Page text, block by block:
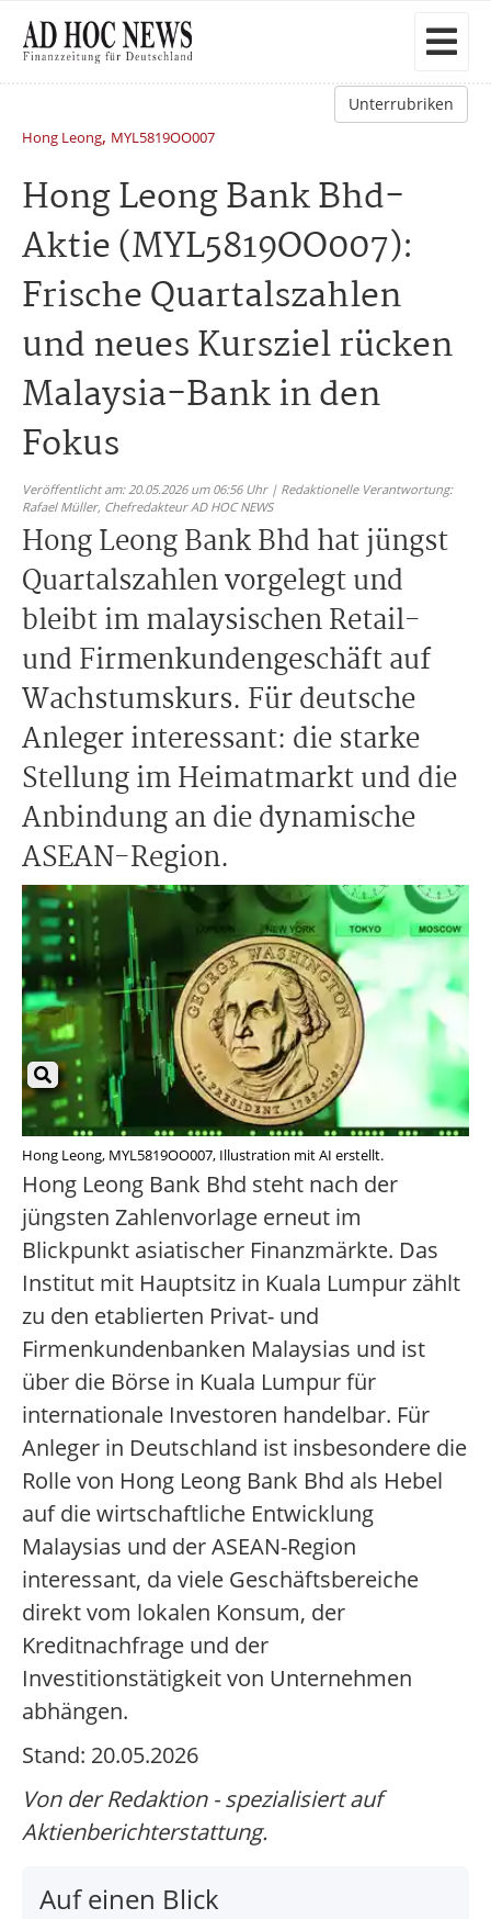
Unterrubriken
Hong Leong, MYL5819OO007
Hong Leong Bank Bhd-
Aktie (MYL5819OO007):
Frische Quartalszahlen
und neues Kursziel rücken
Malaysia-Bank in den
Fokus
Veröffentlicht am: 20.05.2026 um 06:56 Uhr | Redaktionelle Verantwortung:
Rafael Müller, Chefredakteur AD HOC NEWS
Hong Leong Bank Bhd hat jüngst
Quartalszahlen vorgelegt und
bleibt im malaysischen Retail-
und Firmenkundengeschäft auf
Wachstumskurs. Für deutsche
Anleger interessant: die starke
Stellung im Heimatmarkt und die
Anbindung an die dynamische
ASEAN-Region.
Hong Leong, MYL5819OO007, Illustration mit AI erstellt.
Hong Leong Bank Bhd steht nach der
jüngsten Zahlenvorlage erneut im
Blickpunkt asiatischer Finanzmärkte. Das
Institut mit Hauptsitz in Kuala Lumpur zählt
zu den etablierten Privat- und
Firmenkundenbanken Malaysias und ist
über die Börse in Kuala Lumpur für
internationale Investoren handelbar. Für
Anleger in Deutschland ist insbesondere die
Rolle von Hong Leong Bank Bhd als Hebel
auf die wirtschaftliche Entwicklung
Malaysias und der ASEAN-Region
interessant, da viele Geschäftsbereiche
direkt vom lokalen Konsum, der
Kreditnachfrage und der
Investitionstätigkeit von Unternehmen
abhängen.
Stand: 20.05.2026
Von der Redaktion - spezialisiert auf
Aktienberichterstattung.
Auf einen Blick